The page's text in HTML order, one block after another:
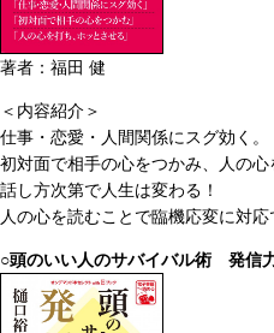
著者：福田 健
＜内容紹介＞
仕事・恋愛・人間関係にスグ効く。
初対面で相手の心をつかみ、人の心
話し方次第で人生は変わる！
人の心を読むことで臨機応変に対応
○頭のいい人のサバイバル術 発信